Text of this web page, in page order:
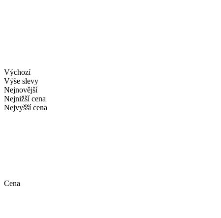
Výchozí
Výše slevy
Nejnovější
Nejnižší cena
Nejvyšší cena
Cena